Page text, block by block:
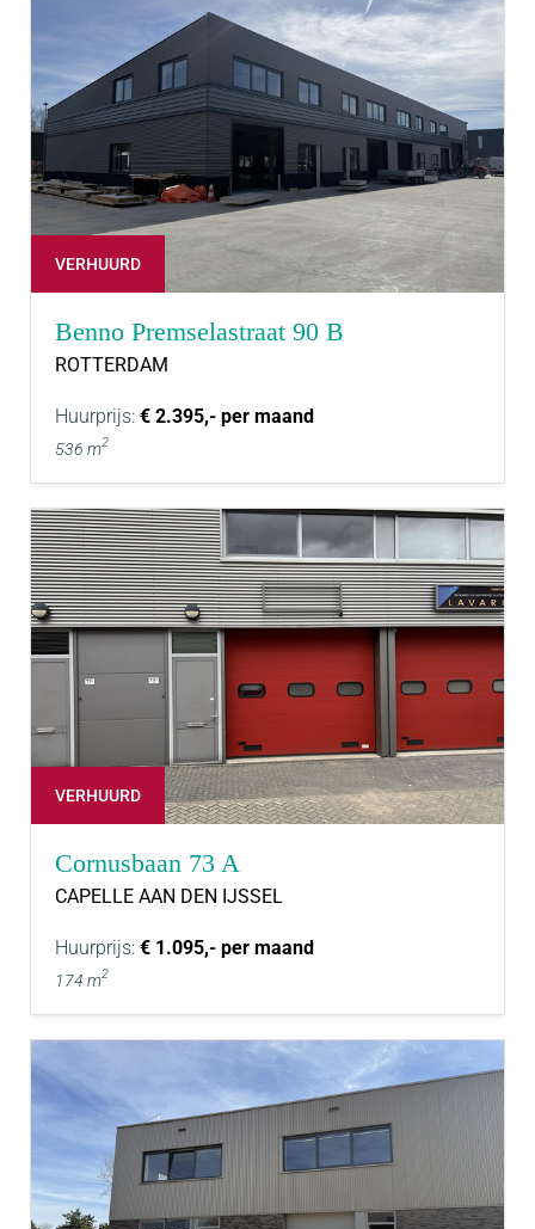
VERHUURD
Benno Premselastraat 90 B
ROTTERDAM
Huurprijs: € 2.395,- per maand
536 m2
VERHUURD
Cornusbaan 73 A
CAPELLE AAN DEN IJSSEL
Huurprijs: € 1.095,- per maand
174 m2